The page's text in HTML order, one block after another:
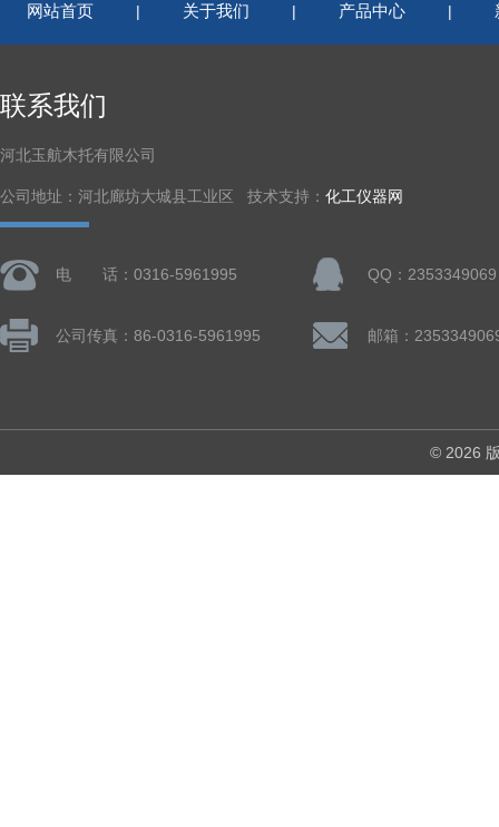
网站首页 | 关于我们 | 产品中心 |
联系我们
河北玉航木托有限公司
公司地址：河北廊坊大城县工业区 技术支持： 化工仪器网
电 话：0316-5961995 QQ：2353349069
公司传真：86-0316-5961995 邮箱：
© 2026